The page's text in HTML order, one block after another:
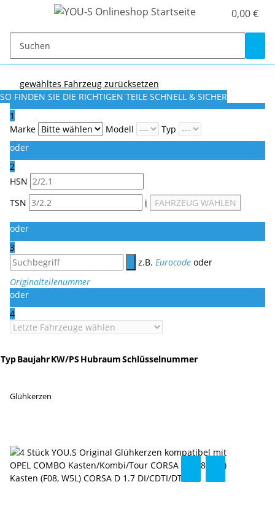
0,00 €
gewähltes Fahrzeug zurücksetzen
SO FINDEN SIE DIE RICHTIGEN TEILE SCHNELL & SICHER
1
Marke
Modell
Typ
oder
2
HSN
TSN
i FAHRZEUG WÄHLEN
oder
3
z.B. Eurocode oder
Originalteilenummer
oder
4
TypBaujahrKW/PS HubraumSchlüsselnummer
Glühkerzen